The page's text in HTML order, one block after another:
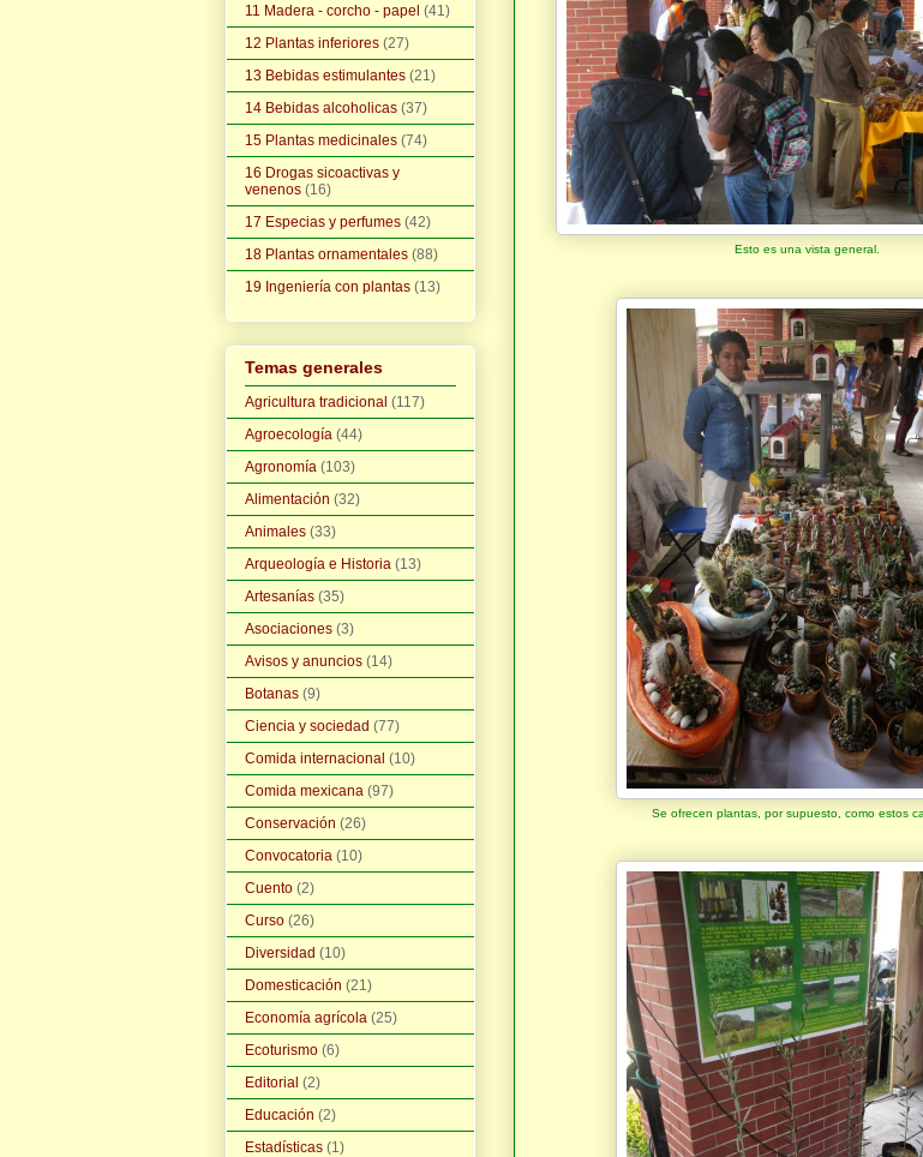
Esto es una vista general.
Se ofrecen plantas, por supuesto, como estos
11 Madera - corcho - papel (41)
12 Plantas inferiores (27)
13 Bebidas estimulantes (21)
14 Bebidas alcoholicas (37)
15 Plantas medicinales (74)
16 Drogas sicoactivas y
venenos (16)
17 Especias y perfumes (42)
18 Plantas ornamentales (88)
19 Ingeniería con plantas (13)
Temas generales
Agricultura tradicional (117)
Agroecología (44)
Agronomía (103)
Alimentación (32)
Animales (33)
Arqueología e Historia (13)
Artesanías (35)
Asociaciones (3)
Avisos y anuncios (14)
Botanas (9)
Ciencia y sociedad (77)
Comida internacional (10)
Comida mexicana (97)
Conservación (26)
Convocatoria (10)
Cuento (2)
Curso (26)
Diversidad (10)
Domesticación (21)
Economía agrícola (25)
Ecoturismo (6)
Editorial (2)
Educación (2)
Estadísticas (1)